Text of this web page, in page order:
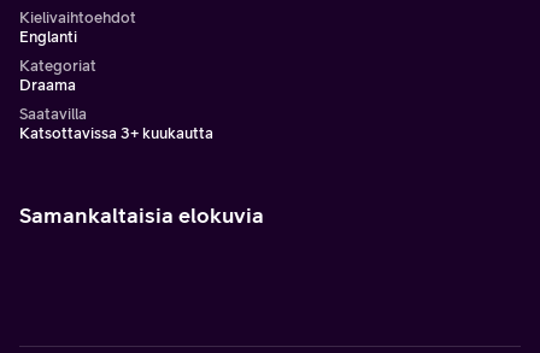
Kielivaihtoehdot
Englanti
Kategoriat
Draama
Saatavilla
Katsottavissa 3+ kuukautta
Samankaltaisia elokuvia